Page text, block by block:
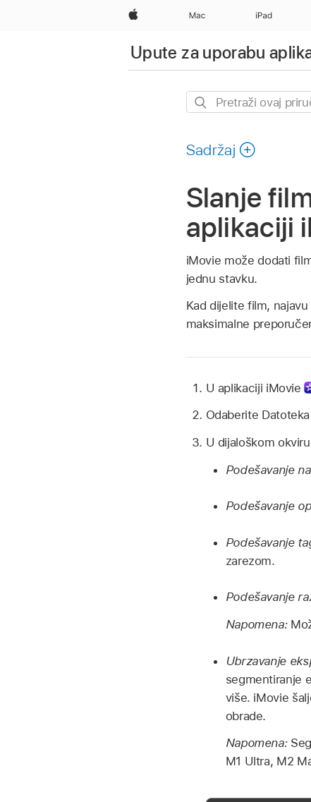
Apple Mac iPad
Upute za uporabu
Pretraži
Sadržaj
Slanje
aplikaciji
iMovie može dodati
jednu stavku.
Kad dijelite film,
maksimalne
U aplikaciji iMovie
Odaberite
U dijaloškom
Podešavanje
Podešavanje
Podešavanje
zarezom.
Podešavanje
Napomena:
Ubrzavanje
segmentiranje
više. iMovie
obrade.
Napomena:
M1 Ultra, M2